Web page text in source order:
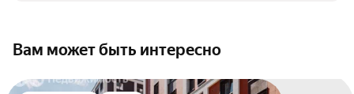
Вам может быть интересно